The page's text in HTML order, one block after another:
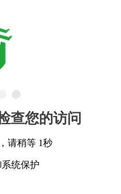
查您的访问
请稍等 1秒
统保护